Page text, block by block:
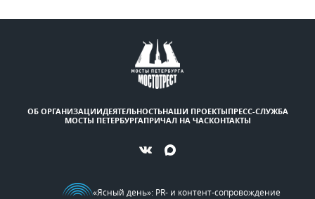
ОБ ОРГАНИЗАЦИИДЕЯТЕЛЬНОСТЬНАШИ ПРОЕКТЫПРЕСС-СЛУЖБА
МОСТЫ ПЕТЕРБУРГАПРИЧАЛ НА ЧАСКОНТАКТЫ
«Ясный день»: PR- и контент-сопровождение